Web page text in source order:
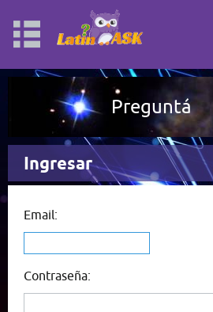
Preguntá
Ingresar
Email:
Contraseña: